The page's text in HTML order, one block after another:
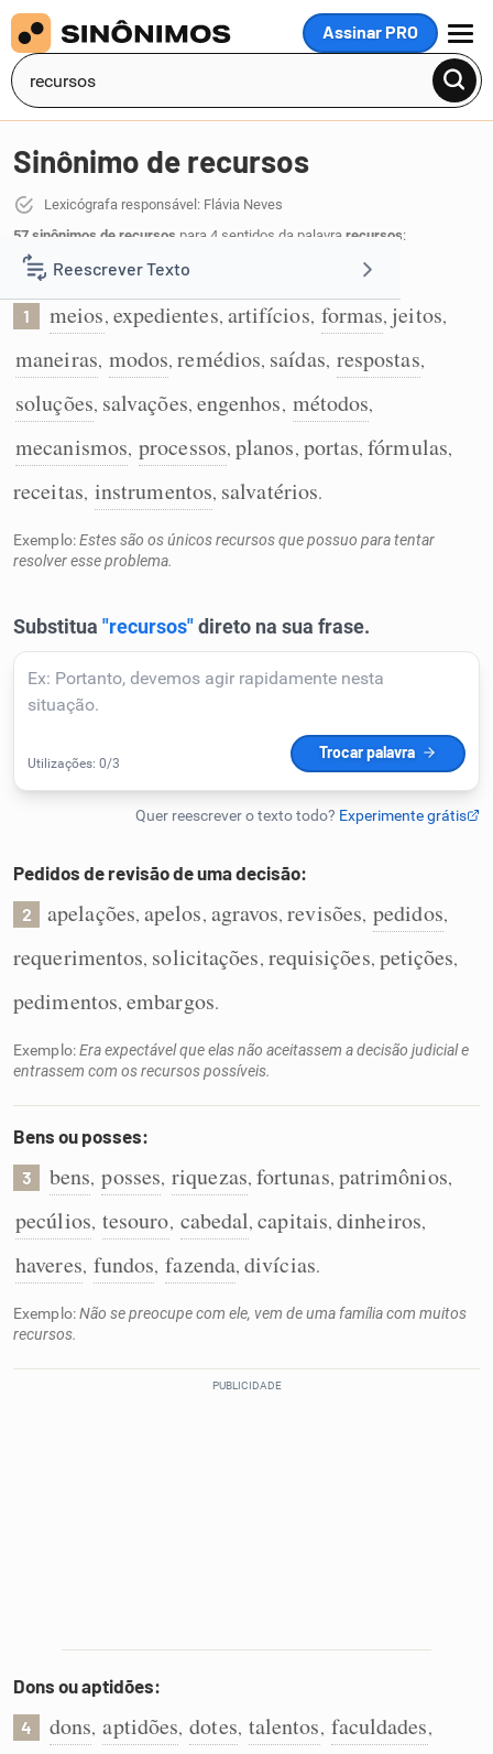
Assinar PRO
MENU
Reescrever Texto
Resumir Texto
Corrigir Texto
Detector de IA
Cata-letras
Conexões
Caça-palavras
Dicionário
Sinônimos
Sinônimo de recursos
Lexicógrafa responsável: Flávia Neves
57 sinônimos de recursos para 4 sentidos da palavra recursos:
Meios usados para conseguir algo:
1 meios, expedientes, artifícios, formas, jeitos,
maneiras, modos,remédios, saídas, respostas,
soluções, salvações, engenhos, métodos,
mecanismos, processos, planos, portas,fórmulas,
receitas, instrumentos, salvatérios.
Exemplo:Estes são os únicos recursos que possuo para tentar
resolver esse problema.
Pedidos de revisão de uma decisão:
2 apelações, apelos, agravos,revisões, pedidos,
requerimentos, solicitações, requisições, petições,
pedimentos, embargos.
Exemplo:Era expectável que elas não aceitassem a decisão judicial e
entrassem com os recursos possíveis.
Bens ou posses:
3 bens, posses, riquezas, fortunas, patrimônios,
pecúlios, tesouro, cabedal,capitais,dinheiros,
haveres, fundos, fazenda,divícias.
Exemplo:Não se preocupe com ele, vem de uma família com muitos
recursos.
Dons ou aptidões:
4 dons, aptidões, dotes, talentos, faculdades,